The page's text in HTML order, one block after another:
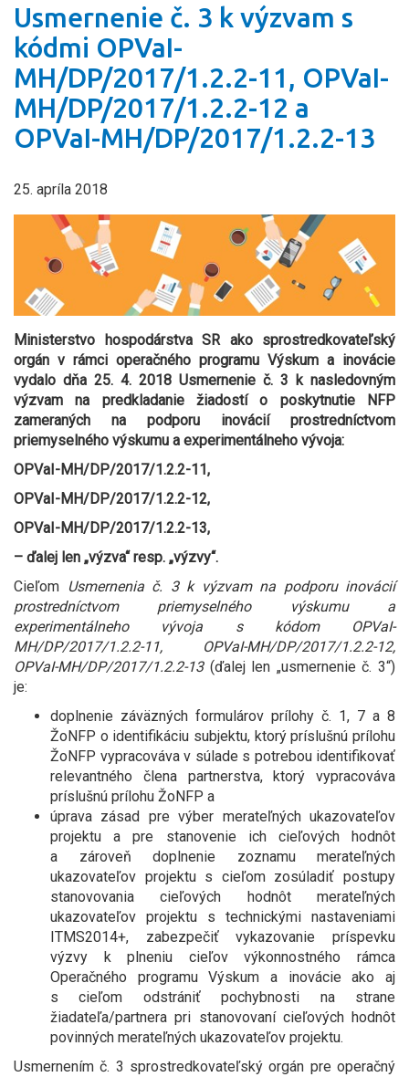
Usmernenie č. 3 k výzvam s
kódmi OPVaI-
MH/DP/2017/1.2.2-11, OPVaI-
MH/DP/2017/1.2.2-12 a
OPVaI-MH/DP/2017/1.2.2-13
25. apríla 2018
Ministerstvo hospodárstva SR ako sprostredkovateľský
orgán v rámci operačného programu Výskum a inovácie
vydalo dňa 25. 4. 2018 Usmernenie č. 3 k nasledovným
výzvam na predkladanie žiadostí o poskytnutie NFP
zameraných na podporu inovácií prostredníctvom
priemyselného výskumu a experimentálneho vývoja:
OPVaI-MH/DP/2017/1.2.2-11,
OPVaI-MH/DP/2017/1.2.2-12,
OPVaI-MH/DP/2017/1.2.2-13,
– ďalej len „výzva“ resp. „výzvy“.
Cieľom Usmernenia č. 3 k výzvam na podporu inovácií
prostredníctvom priemyselného výskumu a
experimentálneho vývoja s kódom OPVaI-
MH/DP/2017/1.2.2-11, OPVaI-MH/DP/2017/1.2.2-12,
OPVaI-MH/DP/2017/1.2.2-13(ďalej len „usmernenie č. 3“)
je:
doplnenie záväzných formulárov prílohy č. 1, 7 a 8
ŽoNFP o identifikáciu subjektu, ktorý príslušnú prílohu
ŽoNFP vypracováva v súlade s potrebou identifikovať
relevantného člena partnerstva, ktorý vypracováva
príslušnú prílohu ŽoNFP a
úprava zásad pre výber merateľných ukazovateľov
projektu a pre stanovenie ich cieľových hodnôt
a zároveň doplnenie zoznamu merateľných
ukazovateľov projektu s cieľom zosúladiť postupy
stanovovania cieľových hodnôt merateľných
ukazovateľov projektu s technickými nastaveniami
ITMS2014+, zabezpečiť vykazovanie príspevku
výzvy k plneniu cieľov výkonnostného rámca
Operačného programu Výskum a inovácie ako aj
s cieľom odstrániť pochybnosti na strane
žiadateľa/partnera pri stanovovaní cieľových hodnôt
povinných merateľných ukazovateľov projektu.
Usmernením č. 3 sprostredkovateľský orgán pre operačný